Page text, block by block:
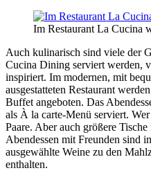
Im Restaurant La Cucina
Auch kulinarisch sind viele der
Cucina Dining serviert werden,
inspiriert. Im modernen, mit
ausgestatteten Restaurant
Buffet angeboten. Das
als À la carte-Menü serviert.
Paare. Aber auch größere
Abendessen mit Freunden sind
ausgewählte Weine zu den
enthalten.